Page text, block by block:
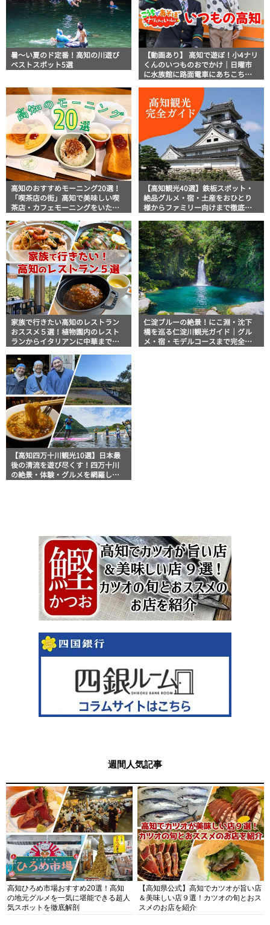
暑～い夏のド定番！高知の川遊び
ベストスポット5選
【動画あり】 高知で遊ぼ！小4ナリ
くんのいつものおでかけ｜日曜市
に水族館に路面電車にあちこち巡
高知のおすすめモーニング20選！
「喫茶店の街」高知で美味しい喫
茶店・カフェモーニングをいただ
【高知観光40選】鉄板スポット・
絶品グルメ・宿・土産をおひとり
様からファミリー向けまで徹底解
家族で行きたい高知のレストラン
おススメ５選！植物園内のレスト
ランからイタリアンに中華まで楽
仁淀ブルーの絶景！にこ淵・沈下
橋を巡る仁淀川観光ガイド｜グル
メ・宿・モデルコースまで完全網
【高知四万十川観光10選】日本最
後の清流を遊び尽くす！四万十川
の絶景・体験・グルメを網羅した
週間人気記事
高知ひろめ市場おすすめ20選！高知
の地元グルメを一気に堪能できる超人
気スポットを徹底解剖
【高知県公式】高知でカツオが旨い店
＆美味しい店９選！カツオの旬とおス
スメのお店を紹介